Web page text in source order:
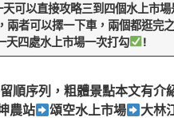
可以直接攻略三到四個水上市
者可以擇一下車，兩個都逛完
四處水上市場一次打勾
!
順序列 ， 粗體景點本文有介
農站
頌空水上市場 大林